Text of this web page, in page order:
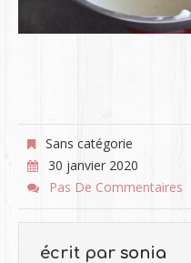
Sans catégorie
30 janvier 2020
Pas De Commentaires
écrit par sonia